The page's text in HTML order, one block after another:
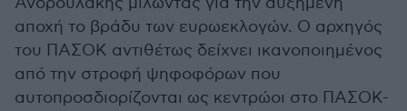
αποχή το βράδυ των ευρωεκλογών. Ο αρχηγός
του ΠΑΣΟΚ αντιθέτως δείχνει ικανοποιημένος
από την στροφή ψηφοφόρων που
αυτοπροσδιορίζονται ως κεντρώοι στο ΠΑΣΟΚ-